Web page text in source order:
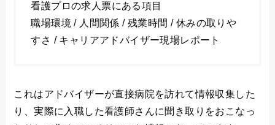
看護プロの求人票にある項目
職場環境 / 人間関係 / 残業時間 / 休みの取りや
すさ / キャリアアドバイザー現場レポート
これはアドバイザーが直接病院を訪れて情報収集した
り、実際に入職した看護師さんに聞き取りをおこなっ